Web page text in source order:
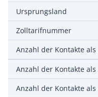
Ursprungsland
Zolltarifnummer